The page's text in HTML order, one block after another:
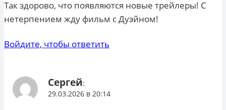
Так здорово, что появляются новые трейлеры! С
нетерпением жду фильм с Дуэйном!
Войдите, чтобы ответить
Сергей:
29.03.2026 в 20:14